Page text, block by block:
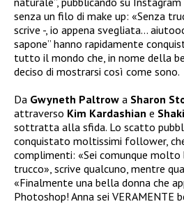
senza un filo di make up: «Senza
scrive -, io appena svegliata…
sapone” hanno rapidamente
tutto il mondo che, in nome della
deciso di mostrarsi così come sono.
Da Gwyneth Paltrow a Sharon
attraverso Kim Kardashian e
sottratta alla sfida. Lo scatto
conquistato moltissimi follower,
complimenti: «Sei comunque molto
trucco», scrive qualcuno, mentre
«Finalmente una bella donna che
Photoshop! Anna sei VERAMENTE